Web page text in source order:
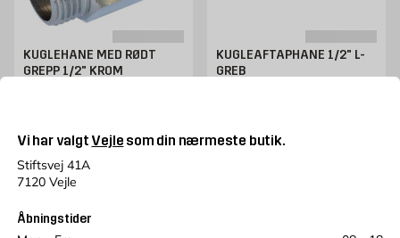
Vi har valgt Vejle som din nærmeste butik.
Stiftsvej 41A
7120 Vejle
Åbningstider
KUGLEHANE MED RØDT
GREPP 1/2" KROM
KUGLEAFTAPHANE 1/2" L-
GREB